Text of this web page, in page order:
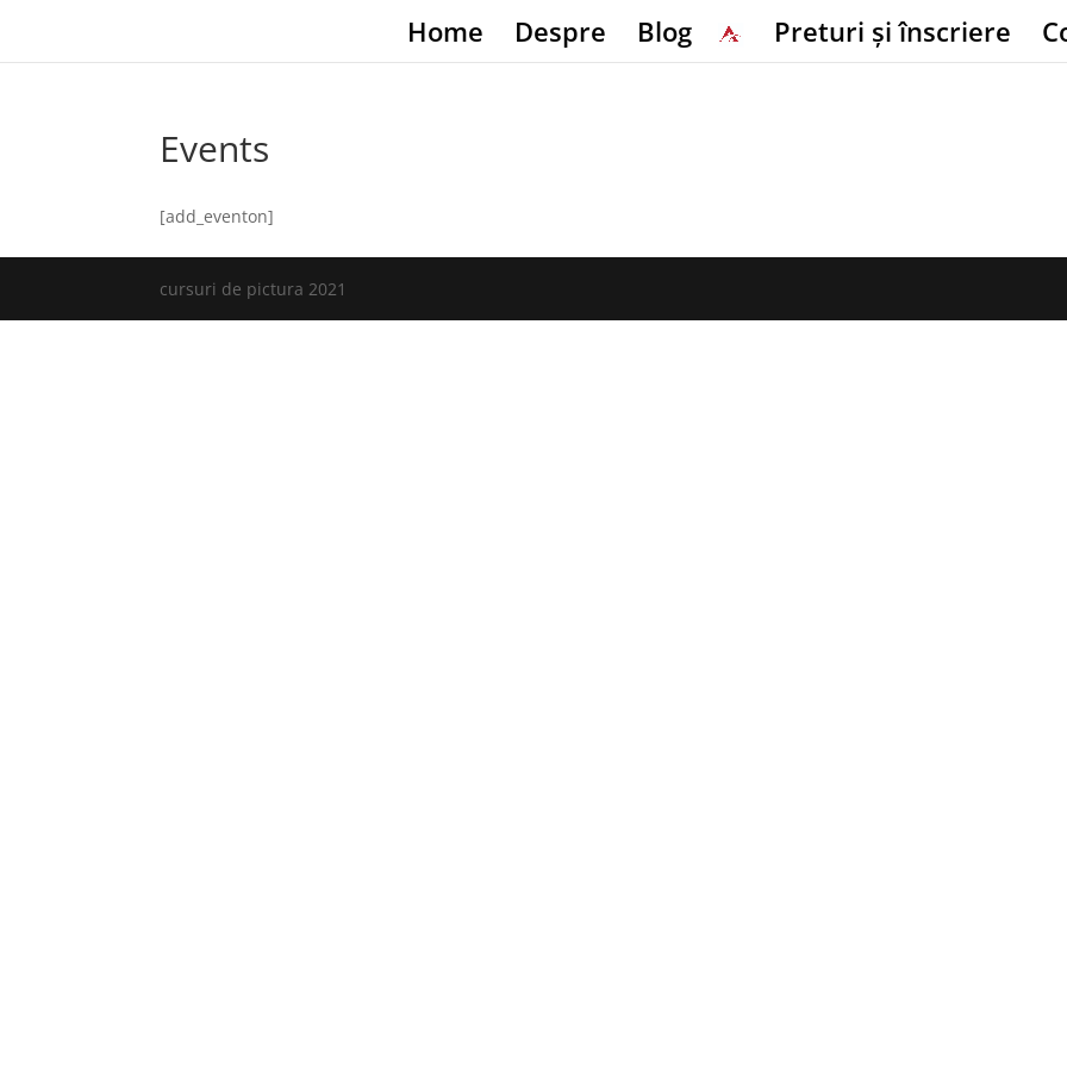
Home Despre Blog Preturi și înscriere
Events
[add_eventon]
cursuri de pictura 2021